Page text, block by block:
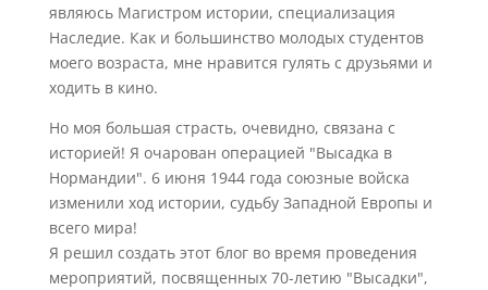
являюсь Магистром истории, специализация
Наследие. Как и большинство молодых студентов
моего возраста, мне нравится гулять с друзьями и
ходить в кино.
Но моя большая страсть, очевидно, связана с
историей! Я очарован операцией "Высадка в
Нормандии". 6 июня 1944 года союзные войска
изменили ход истории, судьбу Западной Европы и
всего мира!
Я решил создать этот блог во время проведения
мероприятий, посвященных 70-летию "Высадки",